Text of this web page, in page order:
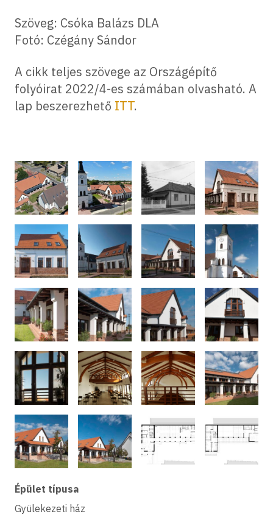
Szöveg: Csóka Balázs DLA
Fotó: Czégány Sándor
A cikk teljes szövege az Országépítő
folyóirat 2022/4-es számában olvasható. A
lap beszerezhető ITT.
Épület típusa
Gyülekezeti ház